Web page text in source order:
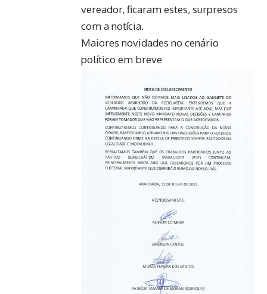
vereador, ficaram estes, surpresos
com a notícia.
Maiores novidades no cenário
político em breve